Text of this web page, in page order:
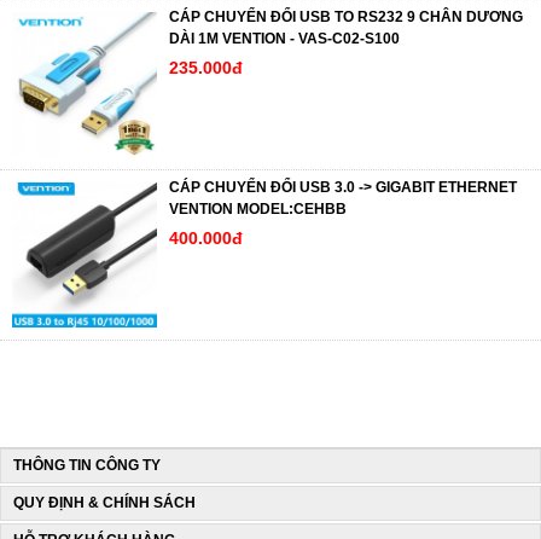
CÁP CHUYỂN ĐỔI USB TO RS232 9 CHÂN DƯƠNG
DÀI 1M VENTION - VAS-C02-S100
235.000đ
CÁP CHUYỂN ĐỔI USB 3.0 -> GIGABIT ETHERNET
VENTION MODEL:CEHBB
400.000đ
THÔNG TIN CÔNG TY
QUY ĐỊNH & CHÍNH SÁCH